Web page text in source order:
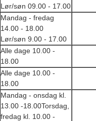
Lør/søn 09.00 - 17.00
Mandag - fredag
14.00 - 18.00
Lør/søn 9.00 - 17.00
Alle dage 10.00 -
18.00
Alle dage 10.00 -
18.00
Mandag - onsdag kl.
13.00 -18.00Torsdag,
fredag kl. 10.00 -